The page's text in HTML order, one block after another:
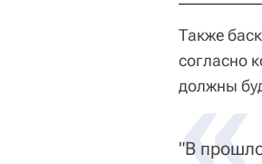
Также
согласно
должны
"В